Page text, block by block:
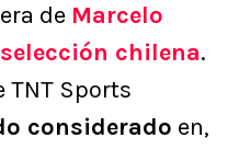
de Marcelo
selección chilena.
TNT Sports
considerado en,